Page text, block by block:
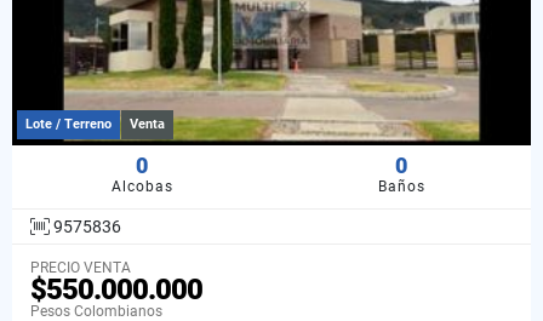
Lote / Terreno Venta
0
Alcobas
0
Baños
9575836
PRECIO VENTA
$550.000.000
Pesos Colombianos